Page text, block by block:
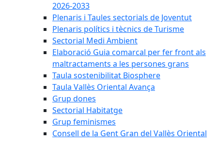
2026-2033
Plenaris i Taules sectorials de Joventut
Plenaris polítics i tècnics de Turisme
Sectorial Medi Ambient
Elaboració Guia comarcal per fer front als
maltractaments a les persones grans
Taula sostenibilitat Biosphere
Taula Vallès Oriental Avança
Grup dones
Sectorial Habitatge
Grup feminismes
Consell de la Gent Gran del Vallès Oriental